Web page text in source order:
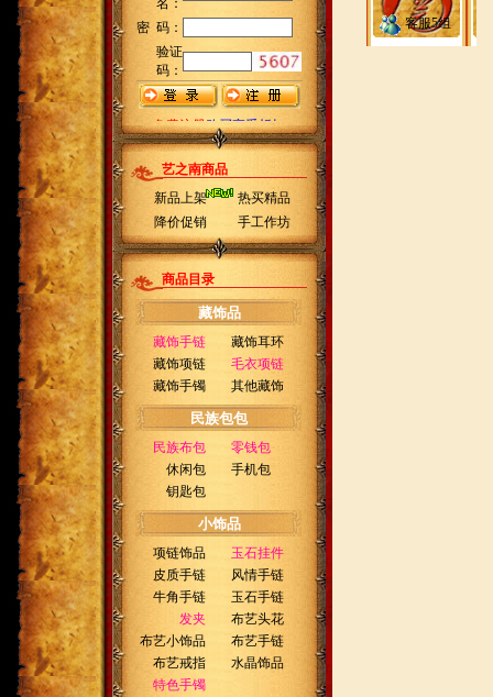
客服5组
艺之南商品
新品上架
热买精品
降价促销
手工作坊
商品目录
藏饰品
藏饰手链
藏饰耳环
藏饰项链
毛衣项链
藏饰手镯
其他藏饰
民族包包
民族布包
零钱包
休闲包
手机包
钥匙包
小饰品
项链饰品
玉石挂件
皮质手链
风情手链
牛角手链
玉石手链
发夹
布艺头花
布艺小饰品
布艺手链
布艺戒指
水晶饰品
特色手镯